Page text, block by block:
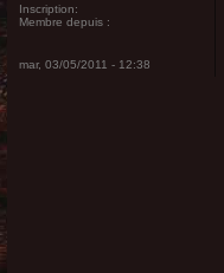
Inscription:
Membre depuis :
mar, 03/05/2011 - 12:38